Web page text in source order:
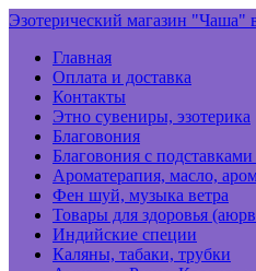
Эзотерический магазин "Чаша"
Главная
Оплата и доставка
Контакты
Этно сувениры, эзотерика
Благовония
Благовония с
Ароматерапия, масло,
Фен шуй, музыка ветра
Товары для здоровья
Индийские специи
Каляны, табаки, трубки